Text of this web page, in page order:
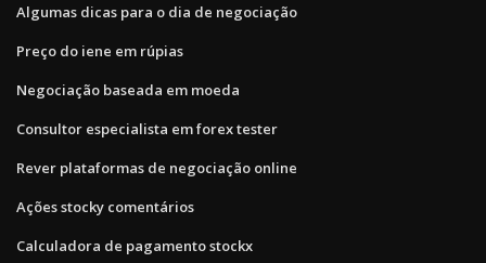
Algumas dicas para o dia de negociação
Preço do iene em rúpias
Negociação baseada em moeda
Consultor especialista em forex tester
Rever plataformas de negociação online
Ações stocky comentários
Calculadora de pagamento stockx